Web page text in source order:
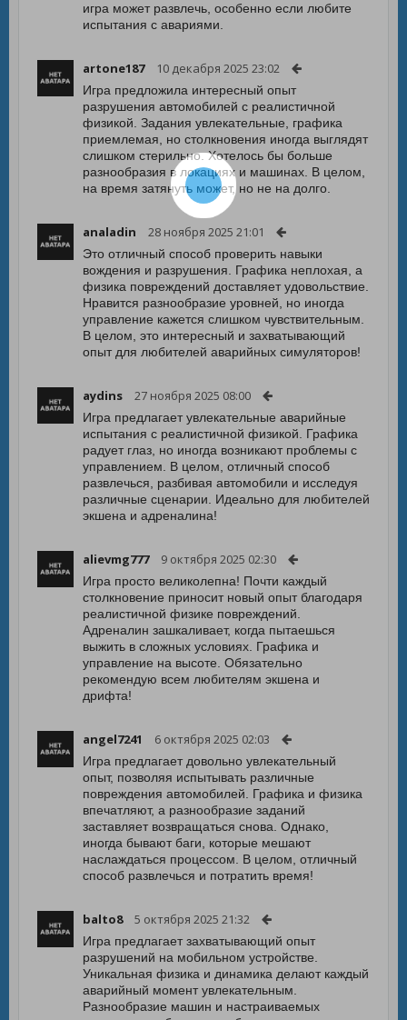
игра может развлечь, особенно если любите
испытания с авариями.
artone187 10 декабря 2025 23:02
Игра предложила интересный опыт
разрушения автомобилей с реалистичной
физикой. Задания увлекательные, графика
приемлемая, но столкновения иногда выглядят
слишком стерильно. Хотелось бы больше
разнообразия в локациях и машинах. В целом,
на время затянуть может, но не на долго.
analadin 28 ноября 2025 21:01
Это отличный способ проверить навыки
вождения и разрушения. Графика неплохая, а
физика повреждений доставляет удовольствие.
Нравится разнообразие уровней, но иногда
управление кажется слишком чувствительным.
В целом, это интересный и захватывающий
опыт для любителей аварийных симуляторов!
aydins 27 ноября 2025 08:00
Игра предлагает увлекательные аварийные
испытания с реалистичной физикой. Графика
радует глаз, но иногда возникают проблемы с
управлением. В целом, отличный способ
развлечься, разбивая автомобили и исследуя
различные сценарии. Идеально для любителей
экшена и адреналина!
alievmg777 9 октября 2025 02:30
Игра просто великолепна! Почти каждый
столкновение приносит новый опыт благодаря
реалистичной физике повреждений.
Адреналин зашкаливает, когда пытаешься
выжить в сложных условиях. Графика и
управление на высоте. Обязательно
рекомендую всем любителям экшена и
дрифта!
angel7241 6 октября 2025 02:03
Игра предлагает довольно увлекательный
опыт, позволяя испытывать различные
повреждения автомобилей. Графика и физика
впечатляют, а разнообразие заданий
заставляет возвращаться снова. Однако,
иногда бывают баги, которые мешают
наслаждаться процессом. В целом, отличный
способ развлечься и потратить время!
balto8 5 октября 2025 21:32
Игра предлагает захватывающий опыт
разрушений на мобильном устройстве.
Уникальная физика и динамика делают каждый
аварийный момент увлекательным.
Разнообразие машин и настраиваемых